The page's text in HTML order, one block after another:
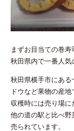
まずお目当ての巻寿
秋田県内で一番人気
秋田県横手市にあ
ドウなど果物の産地
収穫時には売り場に
他の道の駅と比べ野
売られています。